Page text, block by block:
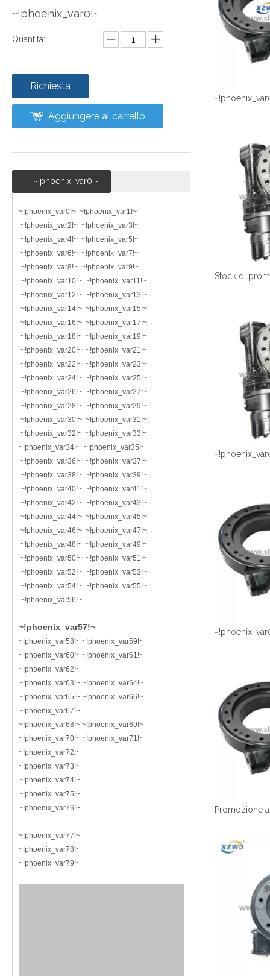
~!phoenix_var0!~
Quantità:
Richiesta
Aggiungere al carrello
~!phoenix_var0!~
~!phoenix_var0!~ ~!phoenix_var1!~
~!phoenix_var2!~ ~!phoenix_var3!~
~!phoenix_var4!~ ~!phoenix_var5!~
~!phoenix_var6!~ ~!phoenix_var7!~
~!phoenix_var8!~ ~!phoenix_var9!~
~!phoenix_var10!~ ~!phoenix_var11!~
~!phoenix_var12!~ ~!phoenix_var13!~
~!phoenix_var14!~ ~!phoenix_var15!~
~!phoenix_var16!~ ~!phoenix_var17!~
~!phoenix_var18!~ ~!phoenix_var19!~
~!phoenix_var20!~ ~!phoenix_var21!~
~!phoenix_var22!~ ~!phoenix_var23!~
~!phoenix_var24!~ ~!phoenix_var25!~
~!phoenix_var26!~ ~!phoenix_var27!~
~!phoenix_var28!~ ~!phoenix_var29!~
~!phoenix_var30!~ ~!phoenix_var31!~
~!phoenix_var32!~ ~!phoenix_var33!~
~!phoenix_var34!~ ~!phoenix_var35!~
~!phoenix_var36!~ ~!phoenix_var37!~
~!phoenix_var38!~ ~!phoenix_var39!~
~!phoenix_var40!~ ~!phoenix_var41!~
~!phoenix_var42!~ ~!phoenix_var43!~
~!phoenix_var44!~ ~!phoenix_var45!~
~!phoenix_var46!~ ~!phoenix_var47!~
~!phoenix_var48!~ ~!phoenix_var49!~
~!phoenix_var50!~ ~!phoenix_var51!~
~!phoenix_var52!~ ~!phoenix_var53!~
~!phoenix_var54!~ ~!phoenix_var55!~
~!phoenix_var56!~
~!phoenix_var57!~
~!phoenix_var58!~ ~!phoenix_var59!~
~!phoenix_var60!~ ~!phoenix_var61!~
~!phoenix_var62!~
~!phoenix_var63!~ ~!phoenix_var64!~
~!phoenix_var65!~ ~!phoenix_var66!~
~!phoenix_var67!~
~!phoenix_var68!~ ~!phoenix_var69!~
~!phoenix_var70!~ ~!phoenix_var71!~
~!phoenix_var72!~
~!phoenix_var73!~
~!phoenix_var74!~
~!phoenix_var75!~
~!phoenix_var76!~
~!phoenix_var77!~
~!phoenix_var78!~
~!phoenix_var79!~